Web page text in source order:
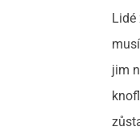
jim